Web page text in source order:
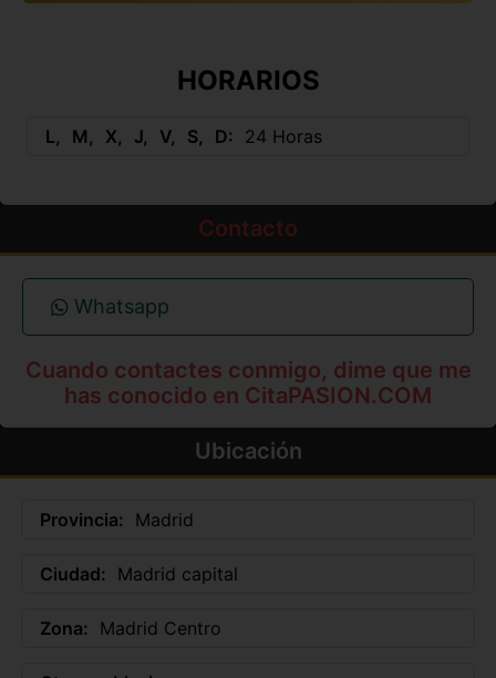
HORARIOS
L M X J V S D 24 Horas
Contacto
Whatsapp
Cuando contactes conmigo, dime que me
has conocido en CitaPASION.COM
Ubicación
Provincia: Madrid
Ciudad: Madrid capital
Zona: Madrid Centro